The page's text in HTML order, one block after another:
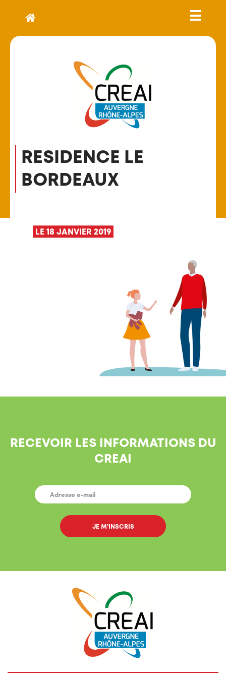
RESIDENCE LE
BORDEAUX
LE 18 JANVIER 2019
RECEVOIR LES INFORMATIONS DU
CREAI
E-
MAIL *